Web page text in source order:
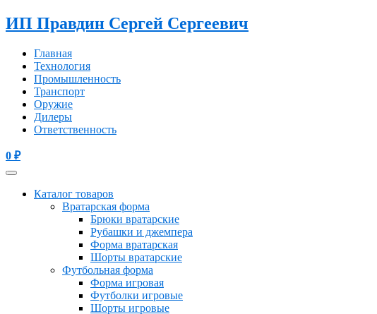
ИП Правдин Сергей Сергеевич
Главная
Технология
Промышленность
Транспорт
Оружие
Дилеры
Ответственность
0 ₽
Каталог товаров
Вратарская форма
Брюки вратарские
Рубашки и джемпера
Форма вратарская
Шорты вратарские
Футбольная форма
Форма игровая
Футболки игровые
Шорты игровые